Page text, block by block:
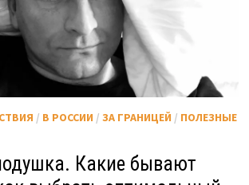
/ В РОССИИ / ЗА ГРАНИЦЕЙ / ПОЛЕЗНЫЕ
Какие бывают